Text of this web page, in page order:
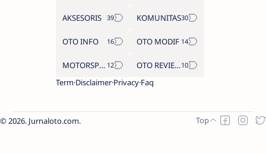
AKSESORIS KOMUNITAS
OTO INFO OTO MODIF
MOTORSPORT
OTO REVIEW
Term Disclaimer Privacy Faq
2026. Jurnaloto.com.